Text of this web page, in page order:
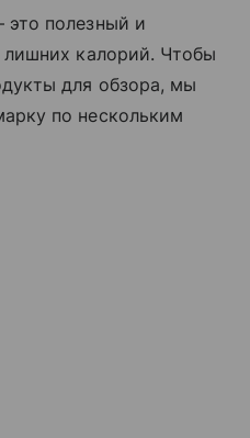
полезный и
лишних калорий. Чтобы
для обзора, мы
по нескольким